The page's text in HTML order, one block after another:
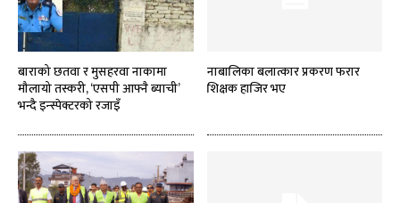
बाराको छतवा र मुसहरवा नाकामा
मौलायो तस्करी, ‘एसपी आफ्नै ब्याची’
भन्दै इन्स्पेक्टरको रजाइँ
नाबालिका बलात्कार प्रकरण फरार
शिक्षक हाजिर भए